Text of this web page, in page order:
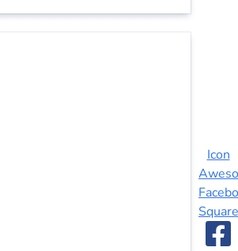
Icon
Square